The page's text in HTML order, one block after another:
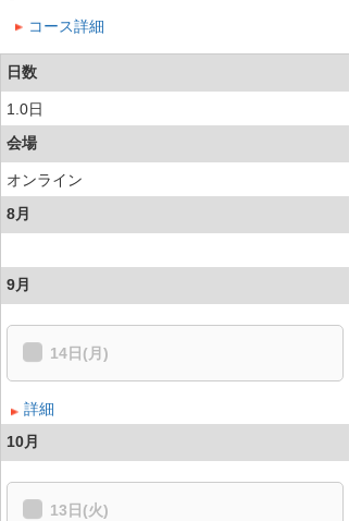
コース詳細
日数
1.0日
会場
オンライン
8月
9月
14日(月)
詳細
10月
13日(火)